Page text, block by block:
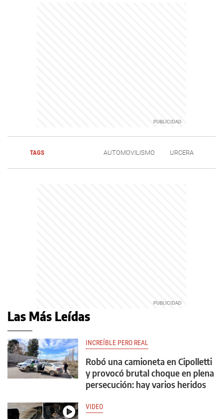
TAGS AUTOMOVILISMO URCERA
Las Más Leídas
INCREÍBLE PERO REAL
Robó una camioneta en Cipolletti
y provocó brutal choque en plena
persecución: hay varios heridos
VIDEO